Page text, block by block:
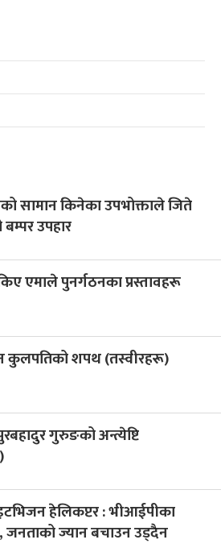
सामान किनेका उपभोक्ताले जिते
उपहार
एमाले पुनर्गठनका प्रस्तावहरू
कुलपतिको शपथ (तस्वीरहरू)
गुरुङको अन्त्येष्टि
हेलिकप्टर : भीआईपीका
जनताको ज्यान बचाउन उड्दैन